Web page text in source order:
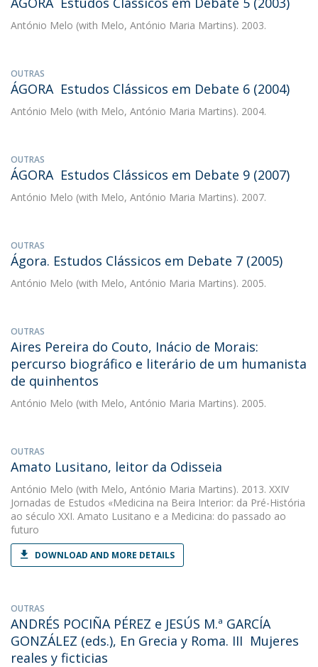
António Melo (with Melo, António Maria Martins). 2003.
OUTRAS
ÁGORA  Estudos Clássicos em Debate 6 (2004)
António Melo (with Melo, António Maria Martins). 2004.
OUTRAS
ÁGORA  Estudos Clássicos em Debate 9 (2007)
António Melo (with Melo, António Maria Martins). 2007.
OUTRAS
Ágora. Estudos Clássicos em Debate 7 (2005)
António Melo (with Melo, António Maria Martins). 2005.
OUTRAS
Aires Pereira do Couto, Inácio de Morais:
percurso biográfico e literário de um humanista
de quinhentos
António Melo (with Melo, António Maria Martins). 2005.
OUTRAS
Amato Lusitano, leitor da Odisseia
António Melo (with Melo, António Maria Martins). 2013. XXIV
Jornadas de Estudos «Medicina na Beira Interior: da Pré-História
ao século XXI. Amato Lusitano e a Medicina: do passado ao
futuro
DOWNLOAD AND MORE DETAILS
OUTRAS
ANDRÉS POCIÑA PÉREZ e JESÚS M.ª GARCÍA
GONZÁLEZ (eds.), En Grecia y Roma. III  Mujeres
reales y ficticias